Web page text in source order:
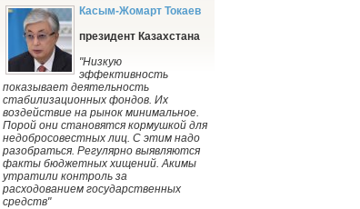
Касым-Жомарт Токаев
президент Казахстана
"Низкую
эффективность
показывает деятельность
стабилизационных фондов. Их
воздействие на рынок минимальное.
Порой они становятся кормушкой для
недобросовестных лиц. С этим надо
разобраться. Регулярно выявляются
факты бюджетных хищений. Акимы
утратили контроль за
расходованием государственных
средств"